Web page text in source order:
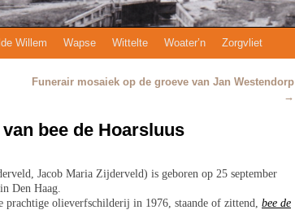
Willem Wapse Wittelte Woater’n Zorgvliet
Funerair mosaiek op de groeve van Jan Westendorp
→
bee de Hoarsluus
Jacob Maria Zijderveld) is geboren op 25 september
Den Haag.
prachtige olieverfschilderij in 1976, staande of zittend, bee de